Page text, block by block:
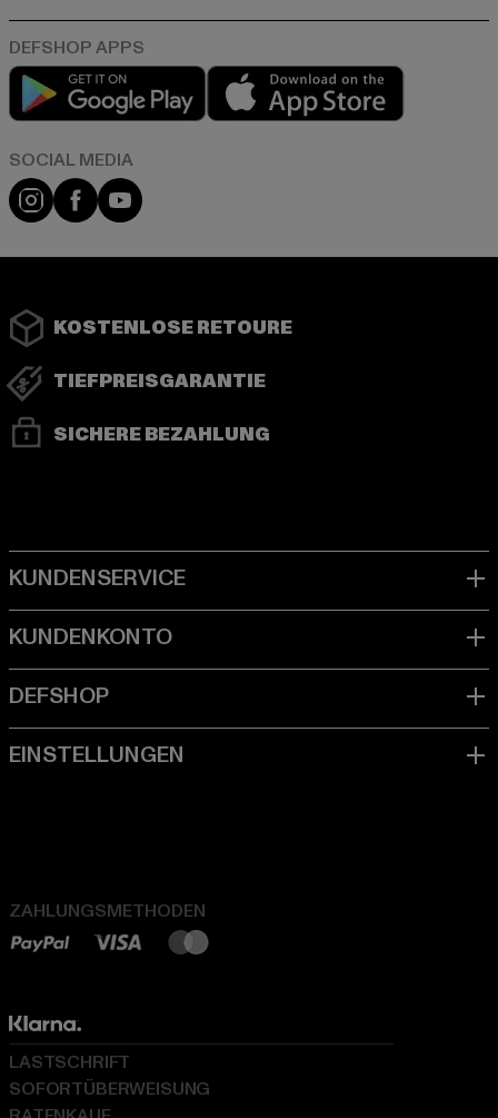
Play market
Instagram
FacebookYouTube
KOSTENLOSE RETOURE
TIEFPREISGARANTIE
SICHERE BEZAHLUNG
ZAHLUNGSMETHODEN
LASTSCHRIFT
SOFORTÜBERWEISUNG